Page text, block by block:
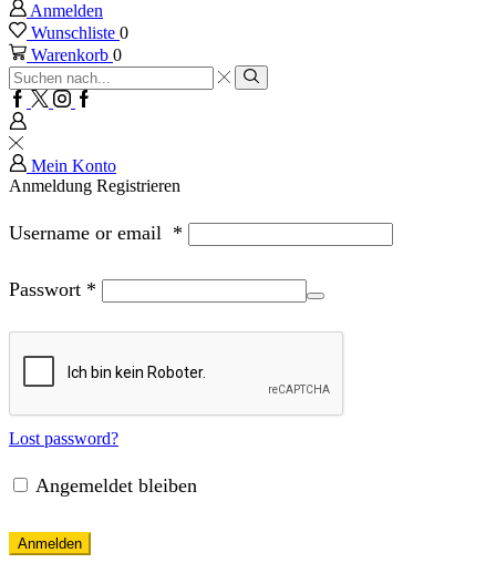
Anmelden
Wunschliste 0
Warenkorb 0
Sucheingabe
Suche
Facebook
TwitterInstagram
Google
Mein Konto
Anmeldung Registrieren
Username or email *
Passwort *
Lost password?
Angemeldet bleiben
Anmelden